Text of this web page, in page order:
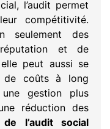
l’audit permet
compétitivité.
seulement des
et de
peut aussi se
de coûts à long
gestion plus
réduction des
l’audit social